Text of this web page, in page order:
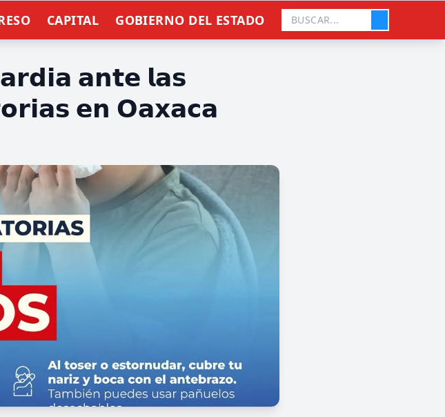
CAPITAL GOBIERNO DEL ESTADO
𝗮𝗻𝘁𝗲 𝗹𝗮𝘀
𝗲𝗻 𝗢𝗮𝘅𝗮𝗰𝗮